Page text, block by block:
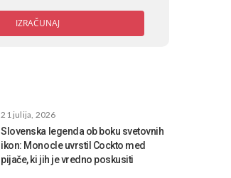
IZRAČUNAJ
21 julija, 2026
Slovenska legenda ob boku svetovnih
ikon: Monocle uvrstil Cockto med
pijače, ki jih je vredno poskusiti